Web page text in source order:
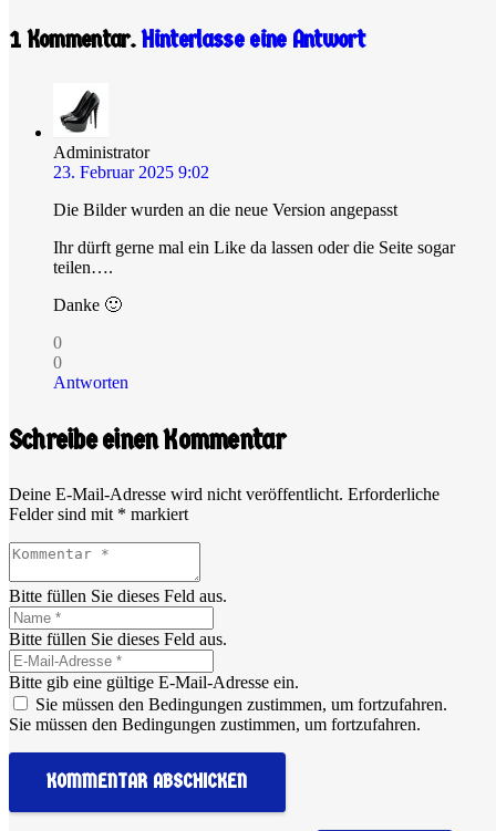
1Kommentar. Hinterlasse eine Antwort
Administrator
23. Februar 2025 9:02
Die Bilder wurden an die neue Version angepasst
Ihr dürft gerne mal ein Like da lassen oder die Seite sogar
teilen….
Danke 🙂
0
0
Antworten
Schreibe einen Kommentar
Deine E-Mail-Adresse wird nicht veröffentlicht. Erforderliche
Felder sind mit * markiert
Bitte füllen Sie dieses Feld aus.
Bitte füllen Sie dieses Feld aus.
Bitte gib eine gültige E-Mail-Adresse ein.
Sie müssen den Bedingungen zustimmen, um fortzufahren.
Sie müssen den Bedingungen zustimmen, um fortzufahren.
KOMMENTAR ABSCHICKEN